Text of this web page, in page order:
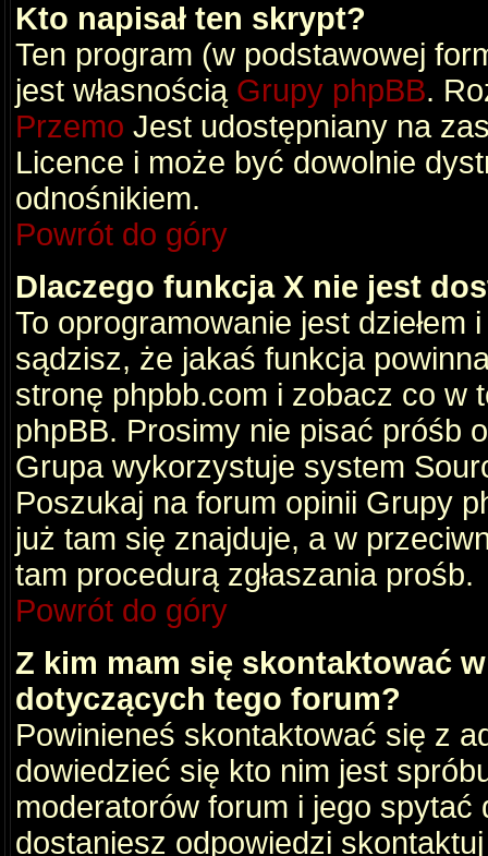
Kto napisał ten skrypt?
Ten program (w podstawowej
jest własnością Grupy phpBB.
Przemo Jest udostępniany na
Licence i może być dowolnie
odnośnikiem.
Powrót do góry
Dlaczego funkcja X nie jest
To oprogramowanie jest dziełem
sądzisz, że jakaś funkcja
stronę phpbb.com i zobacz co w
phpBB. Prosimy nie pisać próśb
Grupa wykorzystuje system
Poszukaj na forum opinii Grupy
już tam się znajduje, a w
tam procedurą zgłaszania prośb.
Powrót do góry
Z kim mam się skontaktować
dotyczących tego forum?
Powinieneś skontaktować się z
dowiedzieć się kto nim jest
moderatorów forum i jego
dostaniesz odpowiedzi